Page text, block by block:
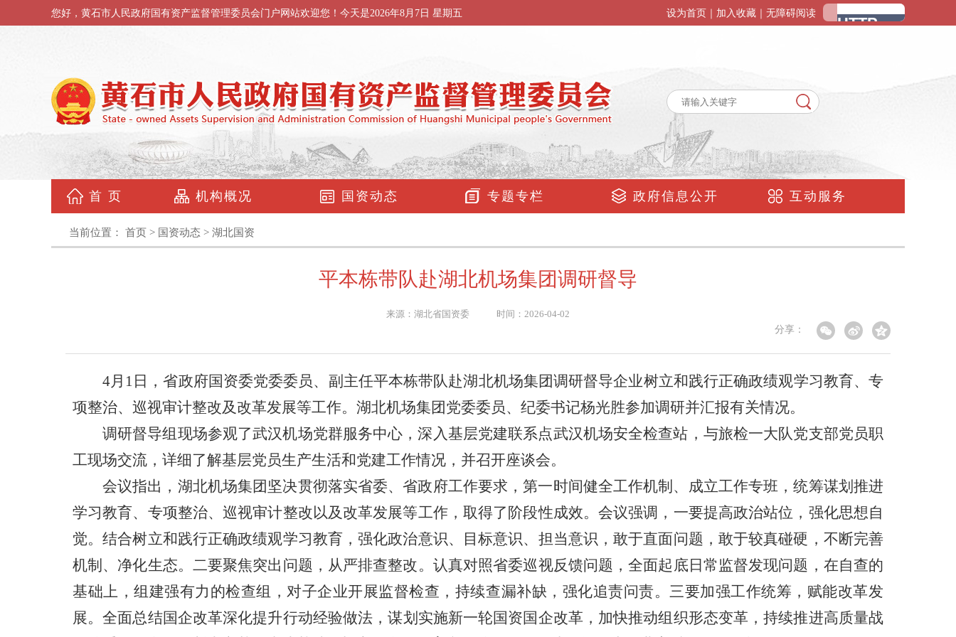
您好，黄石市人民政府国有资产监督管理委员会门户网站欢迎您！今天是2026年8月7日 星期五 设为首页 加入收藏 无障碍阅读
首 页 机构概况 国资动态 专题专栏 政府信息公开 互动服务
当前位置： 首页 > 国资动态 > 湖北国资
平本栋带队赴湖北机场集团调研督导
来源：湖北省国资委 时间：2026-04-02
分享：
4月1日，省政府国资委党委委员、副主任平本栋带队赴湖北机场集团调研督导企业树立和践行正确政绩观学习教育、专
项整治、巡视审计整改及改革发展等工作。湖北机场集团党委委员、纪委书记杨光胜参加调研并汇报有关情况。
调研督导组现场参观了武汉机场党群服务中心，深入基层党建联系点武汉机场安全检查站，与旅检一大队党支部党员职
工现场交流，详细了解基层党员生产生活和党建工作情况，并召开座谈会。
会议指出，湖北机场集团坚决贯彻落实省委、省政府工作要求，第一时间健全工作机制、成立工作专班，统筹谋划推进
学习教育、专项整治、巡视审计整改以及改革发展等工作，取得了阶段性成效。会议强调， 一要提高政治站位，强化思想自
觉。结合树立和践行正确政绩观学习教育，强化政治意识、目标意识、担当意识，敢于直面问题，敢于较真碰硬，不断完善
机制、净化生态。 二要聚焦突出问题，从严排查整改。认真对照省委巡视反馈问题，全面起底日常监督发现问题，在自查的
基础上，组建强有力的检查组，对子企业开展监督检查，持续查漏补缺，强化追责问责。三要加强工作统筹，赋能改革发
展。全面总结国企改革深化提升行动经验做法，谋划实施新一轮国资国企改革，加快推动组织形态变革，持续推进高质量战